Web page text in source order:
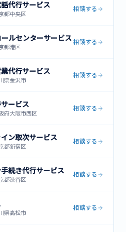
代行サービス
都中央区
相談する
ルセンターサービス
都港区
相談する
代行サービス
県金沢市
相談する
ービス
府大阪市西区
相談する
ン取次サービス
都新宿区
相談する
続き代行サービス
都渋谷区
相談する
県高松市
相談する